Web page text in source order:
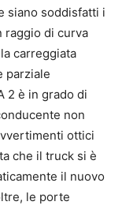
siano soddisfatti i
raggio di curva
carreggiata
parziale
2 è in grado di
non
ottici
che il truck si è
il nuovo
le porte